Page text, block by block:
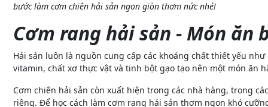
bước làm cơm chiên hải sản ngon giòn thơm nức nhé!
Cơm rang hải sản - Món ăn
Hải sản luôn là nguồn cung cấp các khoáng chất thiết yếu
vitamin, chất xơ thực vật và tinh bột gạo tạo nên một món ăn
Cơm chiên hải sản còn xuất hiện trong các nhà hàng, trong
riêng. Để học cách làm cơm rang hải sản thơm ngon khó